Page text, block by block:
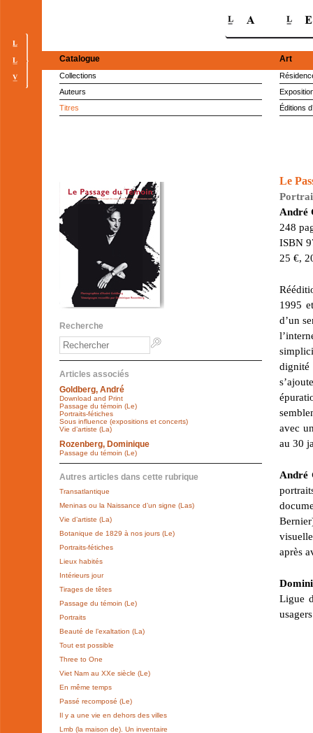
Catalogue
Collections
Auteurs
Titres
Art
Éditions
Recherche
Articles associés
Goldberg, André
Download and Print
Passage du témoin (Le)
Portraits-fétiches
Sous influence (expositions et concerts)
Vie d’artiste (La)
Rozenberg, Dominique
Passage du témoin (Le)
Autres articles dans cette rubrique
Transatlantique
Meninas ou la Naissance d’un signe (Las)
Vie d’artiste (La)
Botanique de 1829 à nos jours (Le)
Portraits-fétiches
Lieux habités
Intérieurs jour
Tirages de têtes
Passage du témoin (Le)
Portraits
Beauté de l’exaltation (La)
Tout est possible
Three to One
Viet Nam au XXe siècle (Le)
En même temps
Passé recomposé (Le)
Il y a une vie en dehors des villes
Lmb (la maison de). Un inventaire
Le
André
248
ISBN
25 €,
1995
d’un
dignité
avec
au 30
André
après
Ligue